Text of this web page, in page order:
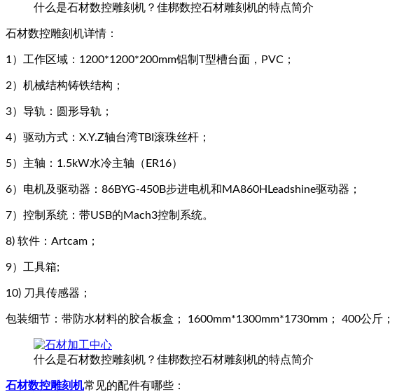
什么是石材数控雕刻机？佳梆数控石材雕刻机的特点简介
石材数控雕刻机详情：
1）工作区域：1200*1200*200mm铝制T型槽台面，PVC；
2）机械结构铸铁结构；
3）导轨：圆形导轨；
4）驱动方式：X.Y.Z轴台湾TBI滚珠丝杆；
5）主轴：1.5kW水冷主轴（ER16）
6）电机及驱动器：86BYG-450B步进电机和MA860HLeadshine驱动器；
7）控制系统：带USB的Mach3控制系统。
8) 软件：Artcam；
9）工具箱;
10) 刀具传感器；
包装细节：带防水材料的胶合板盒； 1600mm*1300mm*1730mm； 400公斤；
什么是石材数控雕刻机？佳梆数控石材雕刻机的特点简介
石材数控雕刻机常见的配件有哪些：